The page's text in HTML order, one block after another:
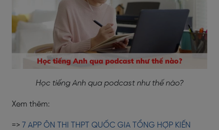
Học tiếng Anh qua podcast như thế nào?
Xem thêm:
=> 7 APP ÔN THI THPT QUỐC GIA TỔNG HỢP KIẾN